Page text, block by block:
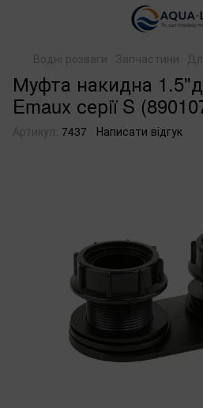
Водні розваги Запчастини
Муфта накидна
Emaux серії S
Артикул: 7437 Написати відгук